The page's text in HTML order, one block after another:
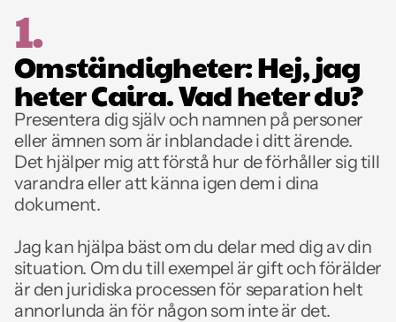
1.
Omständigheter: Hej, jag
heter Caira. Vad heter du?
Presentera dig själv och namnen på personer
eller ämnen som är inblandade i ditt ärende.
Det hjälper mig att förstå hur de förhåller sig till
varandra eller att känna igen dem i dina
dokument.
Jag kan hjälpa bäst om du delar med dig av din
situation. Om du till exempel är gift och förälder
är den juridiska processen för separation helt
annorlunda än för någon som inte är det.